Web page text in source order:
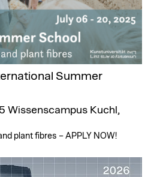
Summer
Wissenscampus Kuchl,
plant fibres – APPLY NOW!